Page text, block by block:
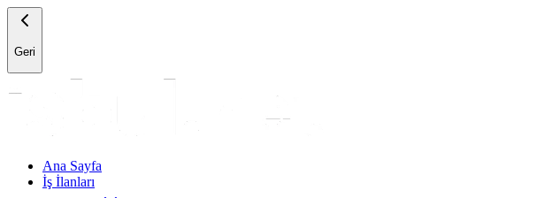
Geri
Ana Sayfa
İş İlanları